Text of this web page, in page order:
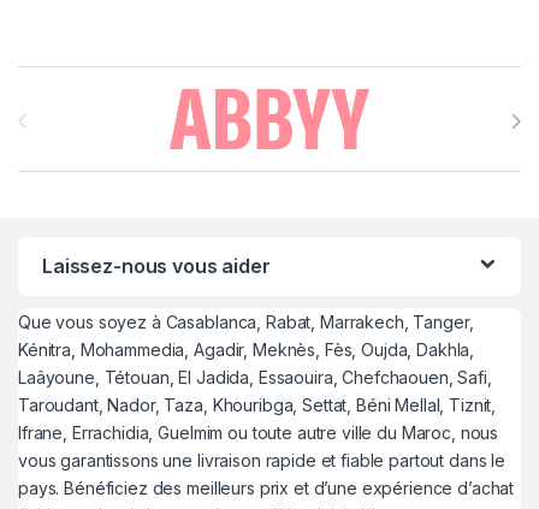
Brands Carousel
Laissez-nous vous aider
Que vous soyez à Casablanca, Rabat, Marrakech, Tanger,
Kénitra, Mohammedia, Agadir, Meknès, Fès, Oujda, Dakhla,
Laâyoune, Tétouan, El Jadida, Essaouira, Chefchaouen, Safi,
Taroudant, Nador, Taza, Khouribga, Settat, Béni Mellal, Tiznit,
Ifrane, Errachidia, Guelmim ou toute autre ville du Maroc, nous
vous garantissons une livraison rapide et fiable partout dans le
pays. Bénéficiez des meilleurs prix et d’une expérience d’achat